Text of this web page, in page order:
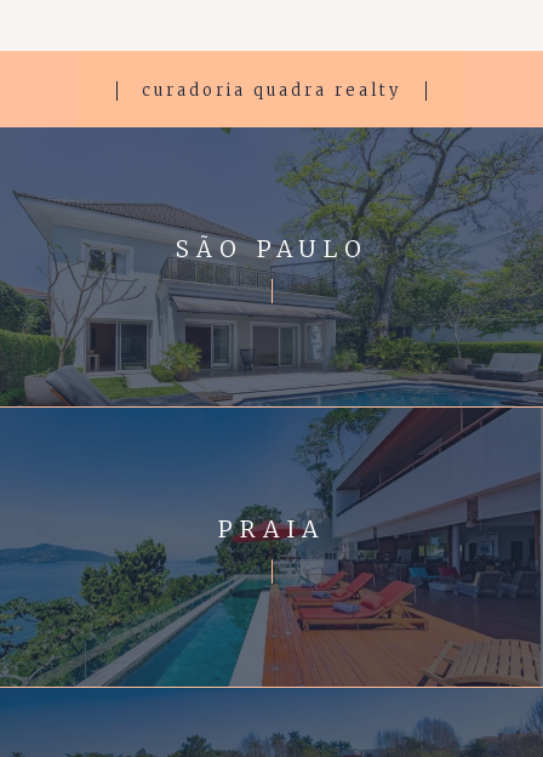
curadoria quadra realty
SÃO PAULO
PRAIA